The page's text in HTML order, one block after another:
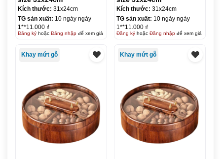
Kích thước: 31x24cm
TG sản xuất: 10 ngày ngày
1**11.000 ₫
Đăng kýhoặc Đăng nhậpđể xem giá
Kích thước: 31x24cm
TG sản xuất: 10 ngày ngày
1**11.000 ₫
Đăng kýhoặc Đăng nhậpđể xem giá
Khay mứt gỗ Khay mứt gỗ